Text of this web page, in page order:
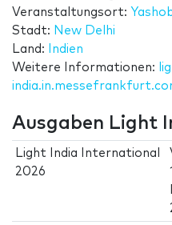
Veranstaltungsort:
Stadt: New Delhi
Land:
Indien
Weitere Informationen:
Ausgaben Light
Light India International
2026